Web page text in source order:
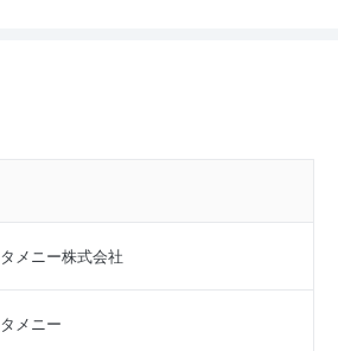
タメニー株式会社
タメニー